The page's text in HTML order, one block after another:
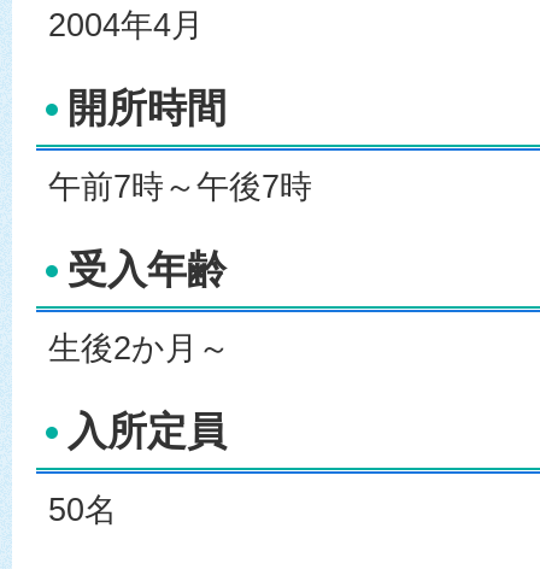
2004年4月
開所時間
午前7時～午後7時
受入年齢
生後2か月～
入所定員
50名